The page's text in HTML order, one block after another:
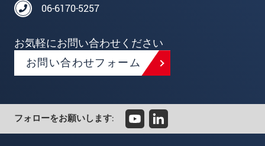
06-6170-5257
お気軽にお問い合わせください
お問い合わせフォーム
フォローをお願いします: